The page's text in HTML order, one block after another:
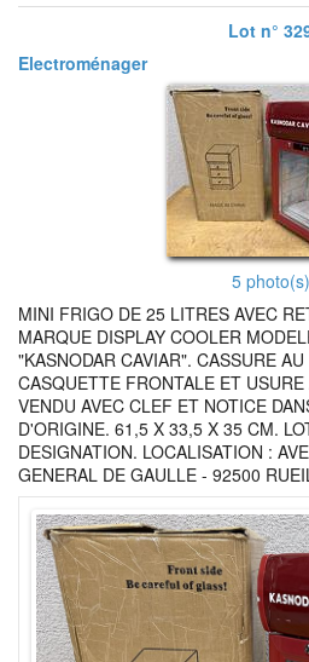
Lot n°
Electroménager
5 photo(s)
MINI FRIGO DE 25 LITRES AVEC
MARQUE DISPLAY COOLER
"KASNODAR CAVIAR". CASSURE
CASQUETTE FRONTALE ET
VENDU AVEC CLEF ET NOTICE
D'ORIGINE. 61,5 X 33,5 X 35 CM.
DESIGNATION. LOCALISATION :
GENERAL DE GAULLE - 92500